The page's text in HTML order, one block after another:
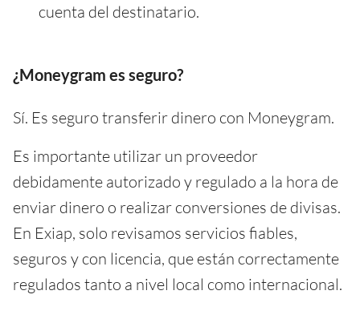
cuenta del destinatario.
¿Moneygram es seguro?
Sí. Es seguro transferir dinero con Moneygram.
Es importante utilizar un proveedor
debidamente autorizado y regulado a la hora de
enviar dinero o realizar conversiones de divisas.
En Exiap, solo revisamos servicios fiables,
seguros y con licencia, que están correctamente
regulados tanto a nivel local como internacional.